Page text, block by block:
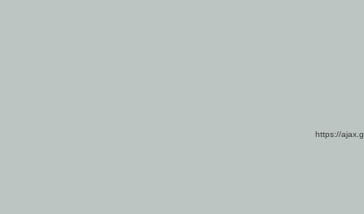
https://